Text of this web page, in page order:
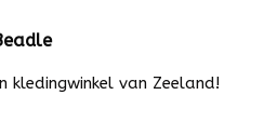
kledingwinkel van Zeeland!